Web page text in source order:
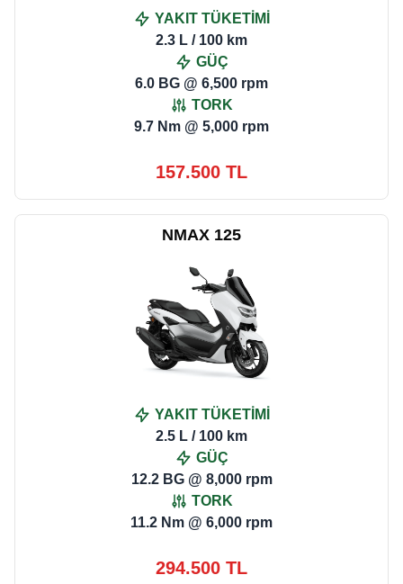
YAKIT TÜKETİMİ
2.3 L / 100 km
GÜÇ
6.0 BG @ 6,500 rpm
TORK
9.7 Nm @ 5,000 rpm
157.500 TL
NMAX 125
YAKIT TÜKETİMİ
2.5 L / 100 km
GÜÇ
12.2 BG @ 8,000 rpm
TORK
11.2 Nm @ 6,000 rpm
294.500 TL